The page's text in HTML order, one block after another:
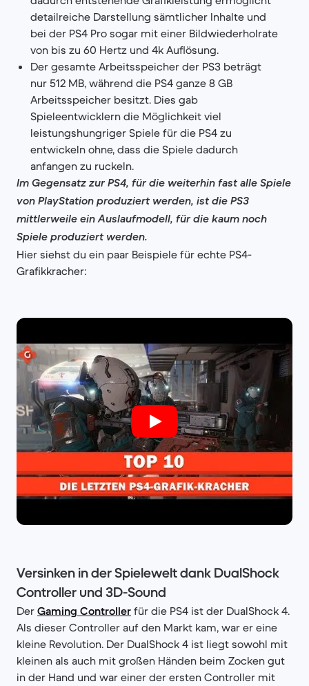
detailreiche Darstellung sämtlicher Inhalte und
bei der PS4 Pro sogar mit einer Bildwiederholrate
von bis zu 60 Hertz und 4k Auflösung.
Der gesamte Arbeitsspeicher der PS3 beträgt
nur 512 MB, während die PS4 ganze 8 GB
Arbeitsspeicher besitzt. Dies gab
Spieleentwicklern die Möglichkeit viel
leistungshungriger Spiele für die PS4 zu
entwickeln ohne, dass die Spiele dadurch
anfangen zu ruckeln.
Im Gegensatz zur PS4, für die weiterhin fast alle Spiele
von PlayStation produziert werden, ist die PS3
mittlerweile ein Auslaufmodell, für die kaum noch
Spiele produziert werden.
Hier siehst du ein paar Beispiele für echte PS4-
Grafikkracher:
Versinken in der Spielewelt dank DualShock
Controller und 3D-Sound
Der Gaming Controller für die PS4 ist der DualShock 4.
Als dieser Controller auf den Markt kam, war er eine
kleine Revolution. Der DualShock 4 ist liegt sowohl mit
kleinen als auch mit großen Händen beim Zocken gut
in der Hand und war einer der ersten Controller mit